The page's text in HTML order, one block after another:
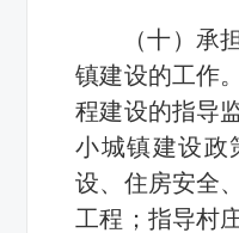
（十）承
镇建设的工作
程建设的指导
小城镇建设政
设、住房安全
工程；指导村